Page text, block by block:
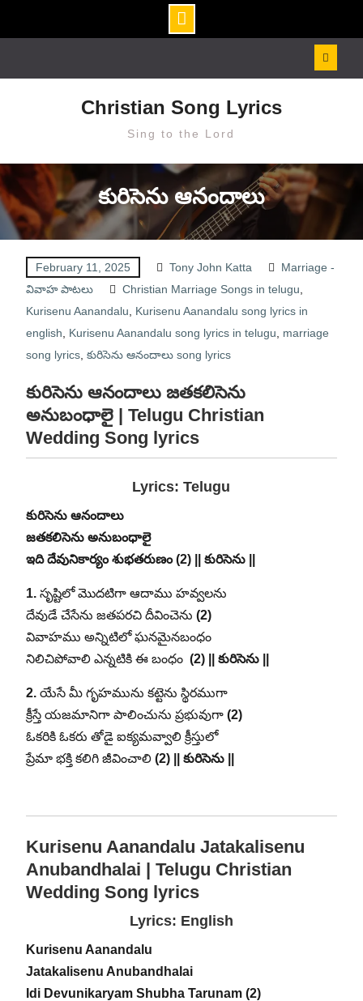
Christian Song Lyrics
Sing to the Lord
కురిసెను ఆనందాలు
February 11, 2025 Tony John Katta
Marriage -
వివాహ పాటలు
Christian Marriage Songs in telugu
Kurisenu Aanandalu
Kurisenu Aanandalu song lyrics in
english
Kurisenu Aanandalu song lyrics in telugu
marriage
song lyrics, కురిసెను ఆనందాలు song lyrics
కురిసెను ఆనందాలు జతకలిసెను
అనుబంధాలై | Telugu Christian
Wedding Song lyrics
Lyrics: Telugu
కురిసెను ఆనందాలు
జతకలిసెను అనుబంధాలై
ఇది దేవునికార్యం శుభతరుణం (2) || కురిసెను ||
1.సృష్టిలో మొదటిగా ఆదాము హవ్వలను
దేవుడే చేసేను జతపరచి దీవించెను (2)
వివాహము అన్నిటిలో ఘనమైనబంధం
నిలిచిపోవాలి ఎన్నటికి ఈ బంధం (2) || కురిసెను ||
2.యేసే మీ గృహమును కట్టెను స్థిరముగా
క్రీస్తే యజమానిగా పాలించును ప్రభువుగా (2)
ఓకరికి ఓకరు తోడై ఐక్యమవ్వాలి క్రీస్తులో
ప్రేమా భక్తి కలిగి జీవించాలి (2) || కురిసెను ||
Kurisenu Aanandalu Jatakalisenu
Anubandhalai | Telugu Christian
Wedding Song lyrics
Lyrics: English
Kurisenu Aanandalu
Jatakalisenu Anubandhalai
Idi Devunikaryam Shubha Tarunam (2)